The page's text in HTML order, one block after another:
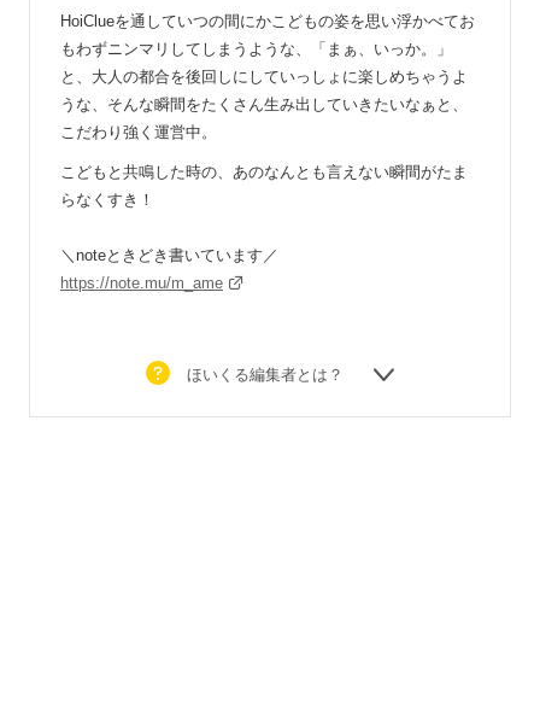
HoiClueを通していつの間にかこどもの姿を思い浮かべてお
もわずニンマリしてしまうような、「まぁ、いっか。」
と、大人の都合を後回しにしていっしょに楽しめちゃうよ
うな、そんな瞬間をたくさん生み出していきたいなぁと、
こだわり強く運営中。
こどもと共鳴した時の、あのなんとも言えない瞬間がたま
らなくすき！
＼noteときどき書いています／
https://note.mu/m_ame
ほいくる編集者とは？